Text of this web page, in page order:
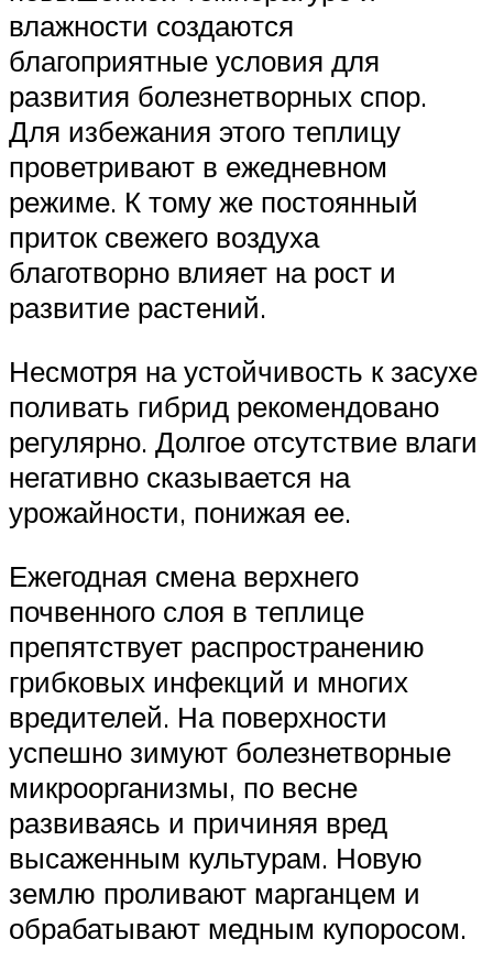
влажности создаются
благоприятные условия для
развития болезнетворных спор.
Для избежания этого теплицу
проветривают в ежедневном
режиме. К тому же постоянный
приток свежего воздуха
благотворно влияет на рост и
развитие растений.
Несмотря на устойчивость к засухе
поливать гибрид рекомендовано
регулярно. Долгое отсутствие влаги
негативно сказывается на
урожайности, понижая ее.
Ежегодная смена верхнего
почвенного слоя в теплице
препятствует распространению
грибковых инфекций и многих
вредителей. На поверхности
успешно зимуют болезнетворные
микроорганизмы, по весне
развиваясь и причиняя вред
высаженным культурам. Новую
землю проливают марганцем и
обрабатывают медным купоросом.